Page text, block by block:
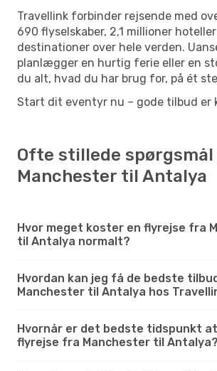
Travellink forbinder rejsende med
690 flyselskaber, 2,1 millioner
destinationer over hele verden.
planlægger en hurtig ferie eller en
du alt, hvad du har brug for, på ét
Start dit eventyr nu – gode tilbud er
Ofte stillede
Manchester til Antalya
Hvor meget koster en flyrejse fra
til Antalya normalt?
Hvordan kan jeg få de bedste
Manchester til Antalya hos
Hvornår er det bedste tidspunkt
flyrejse fra Manchester til Antalya?